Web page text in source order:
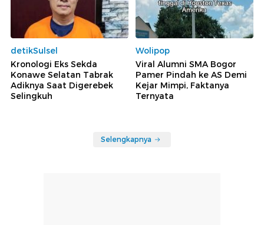
detikSulsel
Kronologi Eks Sekda
Konawe Selatan Tabrak
Adiknya Saat Digerebek
Selingkuh
Wolipop
Viral Alumni SMA Bogor
Pamer Pindah ke AS Demi
Kejar Mimpi, Faktanya
Ternyata
Selengkapnya